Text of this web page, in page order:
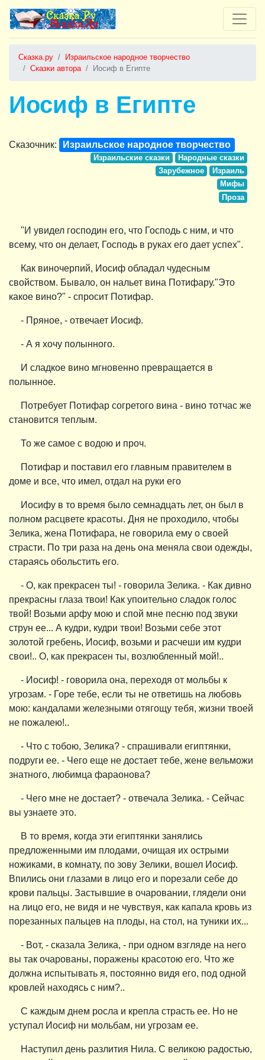
Сказка.ру
Израильское народное творчество
Сказки автора
Иосиф в Египте
Иосиф в Египте
Сказочник: Израильское народное творчество
Израильские сказки
Народные сказки
Зарубежное
Израиль
Мифы
Проза
"И увидел господин его, что Господь с ним, и что
всему, что он делает, Господь в руках его дает успех".
Как виночерпий, Иосиф обладал чудесным
свойством. Бывало, он нальет вина Потифару."Это
какое вино?" - спросит Потифар.
- Пряное, - отвечает Иосиф.
- А я хочу полынного.
И сладкое вино мгновенно превращается в
полынное.
Потребует Потифар согретого вина - вино тотчас же
становится теплым.
То же самое с водою и проч.
Потифар и поставил его главным правителем в
доме и все, что имел, отдал на руки его
Иосифу в то время было семнадцать лет, он был в
полном расцвете красоты. Дня не проходило, чтобы
Зелика, жена Потифара, не говорила ему о своей
страсти. По три раза на день она меняла свои одежды,
стараясь обольстить его.
- О, как прекрасен ты! - говорила Зелика. - Как дивно
прекрасны глаза твои! Как упоительно сладок голос
твой! Возьми арфу мою и спой мне песню под звуки
струн ее... А кудри, кудри твои! Возьми себе этот
золотой гребень, Иосиф, возьми и расчеши им кудри
свои!.. О, как прекрасен ты, возлюбленный мой!..
- Иосиф! - говорила она, переходя от мольбы к
угрозам. - Горе тебе, если ты не ответишь на любовь
мою: кандалами железными отягощу тебя, жизни твоей
не пожалею!..
- Что с тобою, Зелика? - спрашивали египтянки,
подруги ее. - Чего еще не достает тебе, жене вельможи
знатного, любимца фараонова?
- Чего мне не достает? - отвечала Зелика. - Сейчас
вы узнаете это.
В то время, когда эти египтянки занялись
предложенными им плодами, очищая их острыми
ножиками, в комнату, по зову Зелики, вошел Иосиф.
Впились они глазами в лицо его и порезали себе до
крови пальцы. Застывшие в очаровании, глядели они
на лицо его, не видя и не чувствуя, как капала кровь из
порезанных пальцев на плоды, на стол, на туники их...
- Вот, - сказала Зелика, - при одном взгляде на него
вы так очарованы, поражены красотою его. Что же
должна испытывать я, постоянно видя его, под одной
кровлей находясь с ним?..
С каждым днем росла и крепла страсть ее. Но не
уступал Иосиф ни мольбам, ни угрозам ее.
Наступил день разлития Нила. С великою радостью,